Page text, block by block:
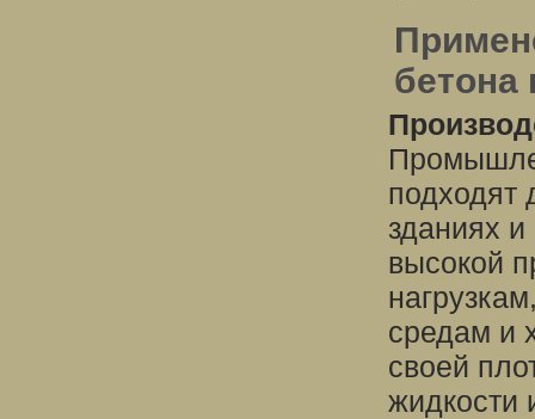
бетона
подходят
зданиях
высокой
средам и
своей
жидкости